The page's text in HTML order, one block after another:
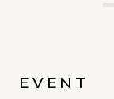
EVENT